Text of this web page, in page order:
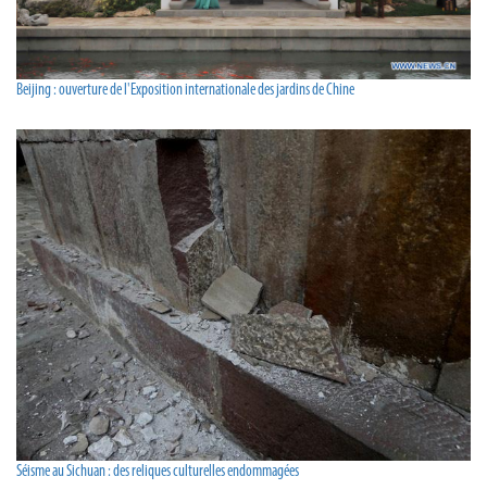
Beijing : ouverture de l'Exposition internationale des jardins de Chine
Séisme au Sichuan : des reliques culturelles endommagées